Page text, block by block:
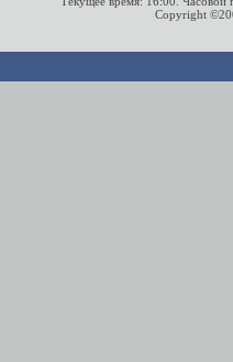
Copyright